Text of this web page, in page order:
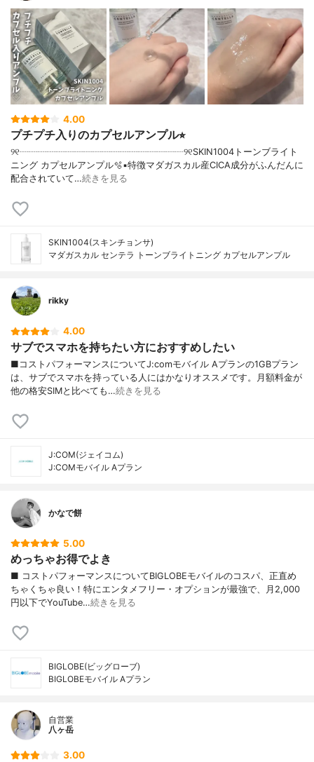
4.00
プチプチ入りのカプセルアンプル⭐︎
୨୧┈┈┈┈┈┈┈┈┈┈┈┈┈┈┈┈┈┈୨୧SKIN1004トーンブライト
ニング カプセルアンプル🫧▪︎特徴マダガスカル産CICA成分がふんだんに
配合されていて…続きを見る
SKIN1004(スキンチョンサ)
マダガスカル センテラ トーンブライトニング カプセルアンプル
rikky
4.00
サブでスマホを持ちたい方におすすめしたい
■コストパフォーマンスについてJ:comモバイル Aプランの1GBプラン
は、サブでスマホを持っている人にはかなりオススメです。月額料金が
他の格安SIMと比べても…続きを見る
J:COM(ジェイコム)
J:COMモバイル Aプラン
かなで餅
5.00
めっちゃお得でよき
■ コストパフォーマンスについてBIGLOBEモバイルのコスパ、正直め
ちゃくちゃ良い！特にエンタメフリー・オプションが最強で、月2,000
円以下でYouTube…続きを見る
BIGLOBE(ビッグローブ)
BIGLOBEモバイル Aプラン
自営業
八ヶ岳
3.00